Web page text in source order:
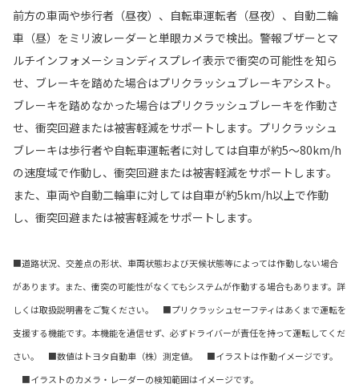
前方の車両や歩行者（昼夜）、自転車運転者（昼夜）、自動二輪
車（昼）をミリ波レーダーと単眼カメラで検出。警報ブザーとマ
ルチインフォメーションディスプレイ表示で衝突の可能性を知ら
せ、ブレーキを踏めた場合はプリクラッシュブレーキアシスト。
ブレーキを踏めなかった場合はプリクラッシュブレーキを作動さ
せ、衝突回避または被害軽減をサポートします。プリクラッシュ
ブレーキは歩行者や自転車運転者に対しては自車が約5〜80km/h
の速度域で作動し、衝突回避または被害軽減をサポートします。
また、車両や自動二輪車に対しては自車が約5km/h以上で作動
し、衝突回避または被害軽減をサポートします。
■道路状況、交差点の形状、車両状態および天候状態等によっては作動しない場合
があります。また、衝突の可能性がなくてもシステムが作動する場合もあります。詳
しくは取扱説明書をご覧ください。 ■プリクラッシュセーフティはあくまで運転を
支援する機能です。本機能を過信せず、必ずドライバーが責任を持って運転してくだ
さい。 ■数値はトヨタ自動車（株）測定値。 ■イラストは作動イメージです。
■イラストのカメラ・レーダーの検知範囲はイメージです。